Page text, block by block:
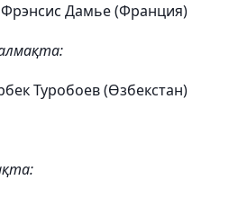
Фрэнсис Дамье (Франция)
Туробоев (Өзбекстан)